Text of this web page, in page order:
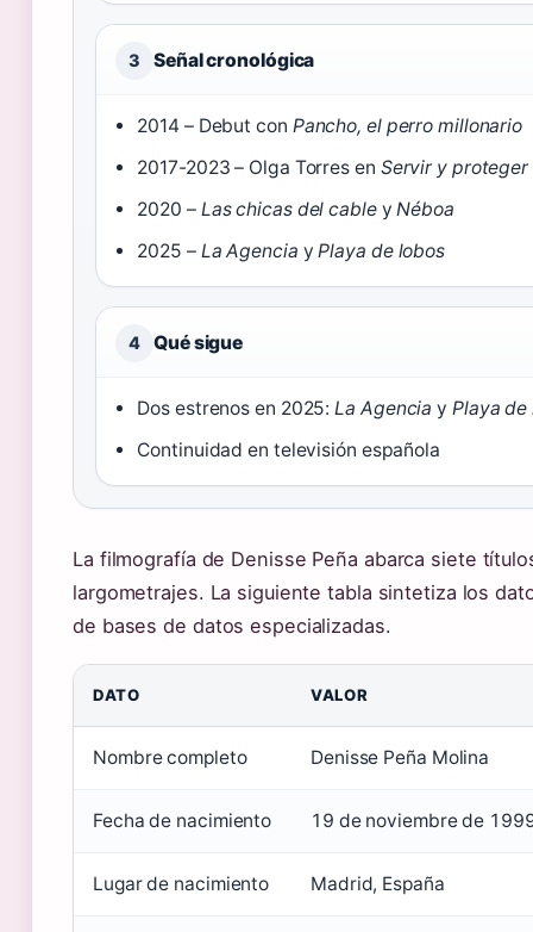
3 Señal cronológica
2014 – Debut con Pancho, el perro millonario
2017-2023 – Olga Torres en Servir y proteger
2020 – Las chicas del cableyNéboa
2025 – La Agencia yPlaya de lobos
4 Qué sigue
Dos estrenos en 2025:La Agencia y Playa de
Continuidad en televisión española
La filmografía de Denisse Peña abarca siete
largometrajes. La siguiente tabla sintetiza los
de bases de datos especializadas.
DATO VALOR
Nombre completo Denisse Peña Molina
Fecha de nacimiento 19 de noviembre de
Lugar de nacimiento Madrid, España